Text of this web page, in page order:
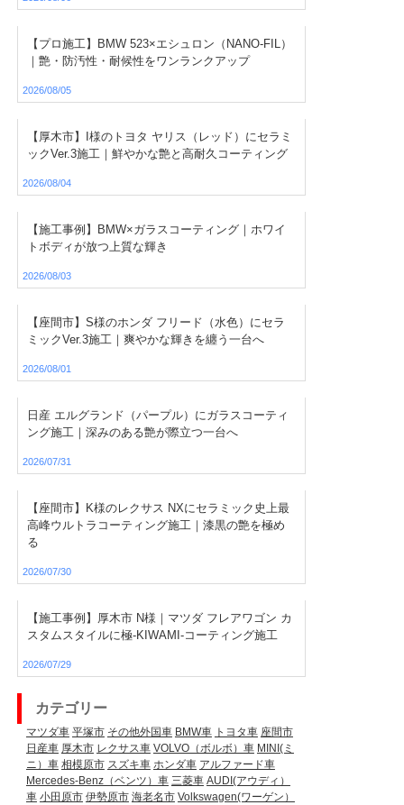
【プロ施工】BMW 523×エシュロン（NANO-FIL）
｜艶・防汚性・耐候性をワンランクアップ
2026/08/05
【厚木市】I様のトヨタ ヤリス（レッド）にセラミ
ックVer.3施工｜鮮やかな艶と高耐久コーティング
2026/08/04
【施工事例】BMW×ガラスコーティング｜ホワイ
トボディが放つ上質な輝き
2026/08/03
【座間市】S様のホンダ フリード（水色）にセラ
ミックVer.3施工｜爽やかな輝きを纏う一台へ
2026/08/01
日産 エルグランド（パープル）にガラスコーティ
ング施工｜深みのある艶が際立つ一台へ
2026/07/31
【座間市】K様のレクサス NXにセラミック史上最
高峰ウルトラコーティング施工｜漆黒の艶を極め
る
2026/07/30
【施工事例】厚木市 N様｜マツダ フレアワゴン カ
スタムスタイルに極-KIWAMI-コーティング施工
2026/07/29
カテゴリー
マツダ車 平塚市 その他外国車 BMW車 トヨタ車 座間市
日産車 厚木市 レクサス車 VOLVO（ボルボ）車 MINI(ミ
ニ）車 相模原市 スズキ車 ホンダ車 アルファード車
Mercedes-Benz（ベンツ）車 三菱車 AUDI(アウディ）
車 小田原市 伊勢原市 海老名市 Volkswagen(ワーゲン）